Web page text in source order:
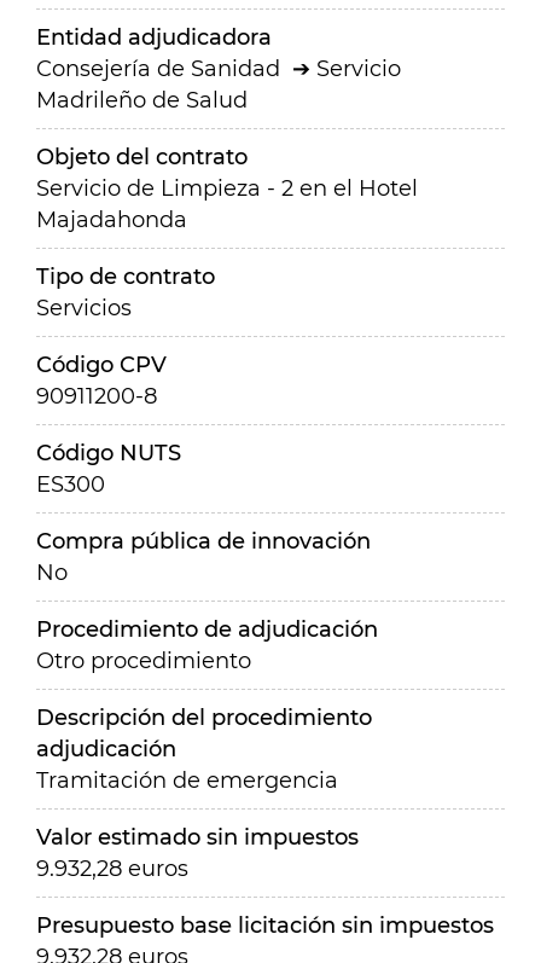
Entidad adjudicadora
Consejería de Sanidad
Servicio
Madrileño de Salud
Objeto del contrato
Servicio de Limpieza - 2 en el Hotel
Majadahonda
Tipo de contrato
Servicios
Código CPV
90911200-8
Código NUTS
ES300
Compra pública de innovación
No
Procedimiento de adjudicación
Otro procedimiento
Descripción del procedimiento
adjudicación
Tramitación de emergencia
Valor estimado sin impuestos
9.932,28 euros
Presupuesto base licitación sin impuestos
9.932,28 euros